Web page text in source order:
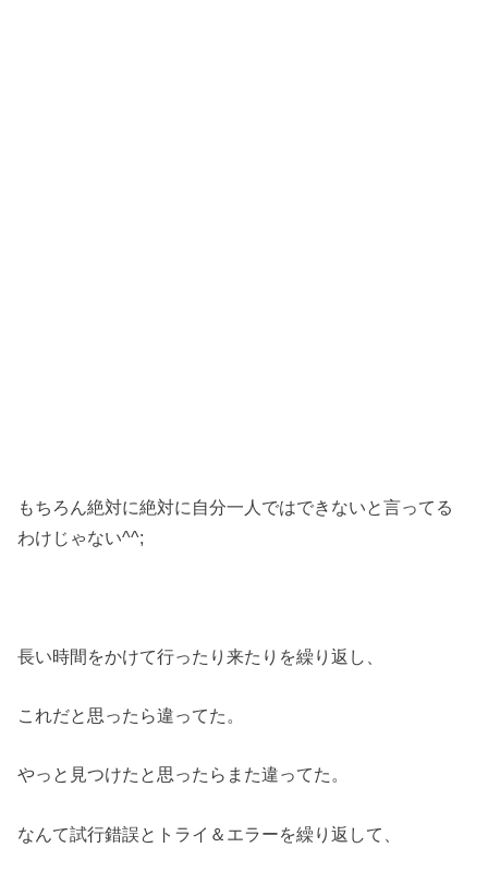
もちろん絶対に絶対に自分一人ではできないと言ってる
わけじゃない^^;
長い時間をかけて行ったり来たりを繰り返し、
これだと思ったら違ってた。
やっと見つけたと思ったらまた違ってた。
なんて試行錯誤とトライ＆エラーを繰り返して、